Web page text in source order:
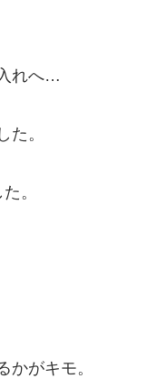
れへ…
た。
。
かがキモ。